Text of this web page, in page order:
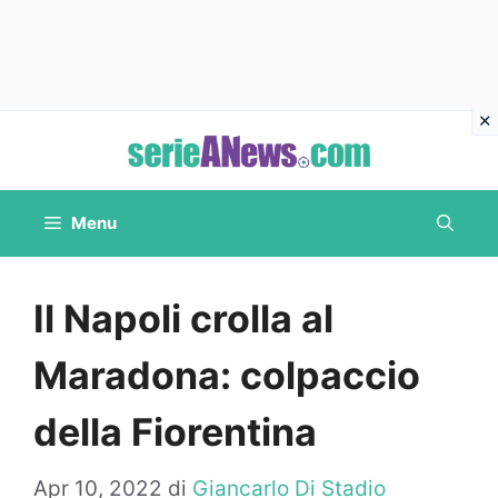
contenuto
Menu
Il Napoli crolla al
Maradona: colpaccio
della Fiorentina
Apr 10, 2022 di Giancarlo Di Stadio